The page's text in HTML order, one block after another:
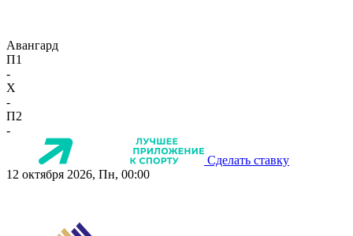
Авангард
П1
-
X
-
П2
-
Сделать ставку
12 октября 2026, Пн, 00:00